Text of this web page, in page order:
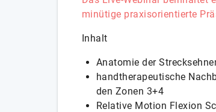
minütige praxisorientierte
Inhalt
Anatomie der
handtherapeutische
den Zonen 3+4
Relative Motion Flexion